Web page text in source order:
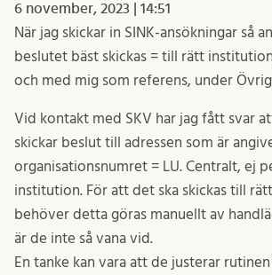
6 november, 2023 | 14:51
När jag skickar in SINK-ansökningar så
beslutet bäst skickas = till rätt
och med mig som referens, under
Vid kontakt med SKV har jag fått svar
skickar beslut till adressen som är
organisationsnumret = LU. Centralt, ej
institution. För att det ska skickas till
behöver detta göras manuellt av
är de inte så vana vid.
En tanke kan vara att de justerar